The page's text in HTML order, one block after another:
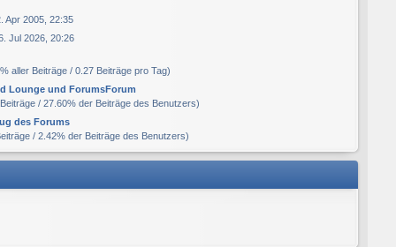
Apr 2005, 22:35
Jul 2026, 20:26
aller Beiträge / 0.27 Beiträge pro Tag)
Lounge und ForumsForum
/ 27.60% der Beiträge des Benutzers)
des Forums
/ 2.42% der Beiträge des Benutzers)